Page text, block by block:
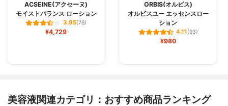
ACSEINE(アクセーヌ)
モイストバランス ローション
3.95(76)
¥4,729
ORBIS(オルビス)
オルビスユー エッセンスロー
ション
4.11(93)
¥980
美容液関連カテゴリ：おすすめ商品ランキング